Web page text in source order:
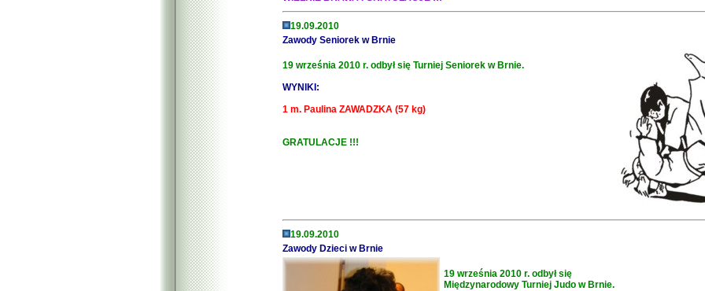
19.09.2010
Zawody Seniorek w Brnie
19 września 2010 r. odbył się Turniej Seniorek w Brnie.
WYNIKI:
1 m. Paulina ZAWADZKA (57 kg)
GRATULACJE !!!
19.09.2010
Zawody Dzieci w Brnie
19 września 2010 r. odbył się
Międzynarodowy Turniej Judo w Brnie.